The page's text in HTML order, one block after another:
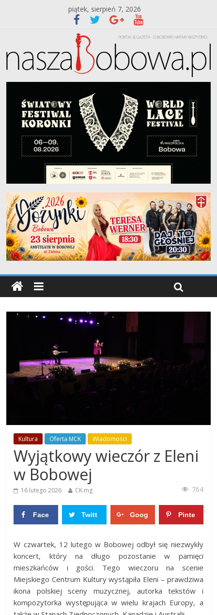
piątek, sierpień 7, 2026
Kultura Oferta MCK Wiadomości
Wyjątkowy wieczór z Eleni
w Bobowej
16 lutego 2026 CK.mg 764
Face
k
Twitt Goog Pinte
W czwartek, 12 lutego w Bobowej odbył się niezwykły
koncert, który na długo pozostanie w pamięci
mieszkańców i gości. Tego wieczoru na scenie
Miejskiego Centrum Kultury wystąpiła Eleni – prawdziwa
ikona polskiej sceny muzycznej, autorka tekstów i
kompozytorka występująca w wielu krajach Europy, a